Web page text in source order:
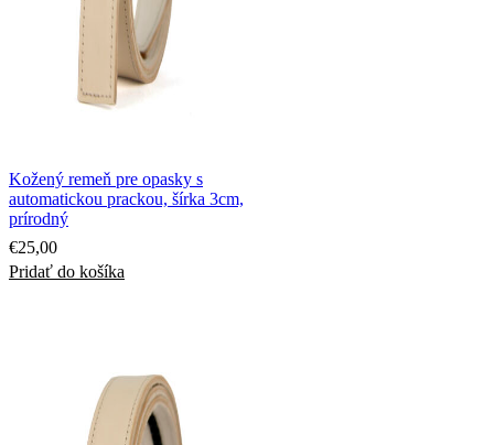
Kožený remeň pre opasky s
automatickou prackou, šírka 3cm,
prírodný
€25,00
Pridať do košíka